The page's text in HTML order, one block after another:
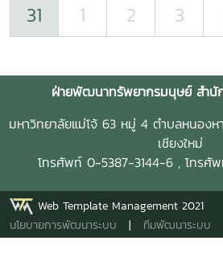
31
1 2 3
ฝ่ายพัฒนาทรัพยากรมนุษย์ สำนั
มหาวิทยาลัยแม่โจ้ 63 หมู่ 4 ตำบลหนองห
เชียงใหม่
โทรศัพท์ 0-5387-3144-6 , โทรศัพ
Web Template Management 2021
นโยบายการพัฒนาระบบ | ทีมพัฒนาระบบ